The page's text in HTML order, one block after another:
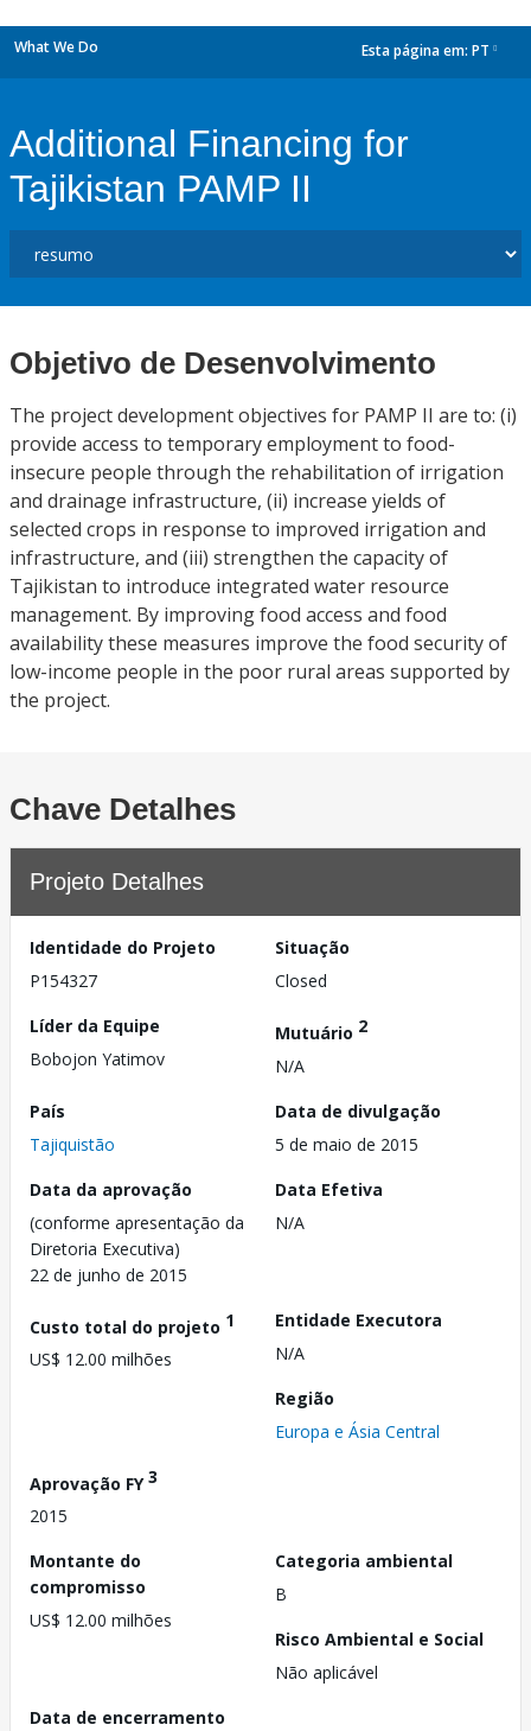
What We Do Esta página em: PT
Additional Financing for
Tajikistan PAMP II
Objetivo de Desenvolvimento
The project development objectives for PAMP II are to: (i)
provide access to temporary employment to food-
insecure people through the rehabilitation of irrigation
and drainage infrastructure, (ii) increase yields of
selected crops in response to improved irrigation and
infrastructure, and (iii) strengthen the capacity of
Tajikistan to introduce integrated water resource
management. By improving food access and food
availability these measures improve the food security of
low-income people in the poor rural areas supported by
the project.
Chave Detalhes
Projeto Detalhes
Identidade do Projeto
P154327
Situação
Closed
Líder da Equipe
Bobojon Yatimov
Mutuário 2
N/A
País
Tajiquistão
Data de divulgação
5 de maio de 2015
Data da aprovação
(conforme apresentação da
Diretoria Executiva)
22 de junho de 2015
Data Efetiva
N/A
Custo total do projeto 1
US$ 12.00 milhões
Entidade Executora
N/A
Região
Europa e Ásia Central
Aprovação FY3
2015
Montante do
compromisso
US$ 12.00 milhões
Categoria ambiental
B
Risco Ambiental e Social
Não aplicável
Data de encerramento